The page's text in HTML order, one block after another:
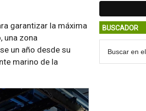
garantizar la máxima
una zona
un año desde su
marino de la
BUSCADOR